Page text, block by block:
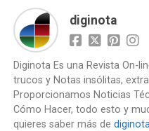
diginota
Diginota Es una Revista On-
trucos y Notas insólitas,
Proporcionamos Noticias
Cómo Hacer, todo esto y
quieres saber más de